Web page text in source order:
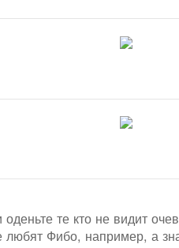
те кто не видит
Фибо, например, а